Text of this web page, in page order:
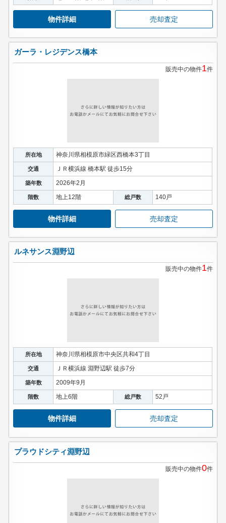
物件詳細 売却査定
ガーラ・レジデンス橋本
販売中の物件1件
所在地 神奈川県相模原市緑区西橋本3丁目
交通 ＪＲ横浜線 橋本駅 徒歩15分
築年数 2026年2月
階数 地上12階 総戸数 140戸
物件詳細 売却査定
ルネサンス淵野辺
販売中の物件1件
所在地 神奈川県相模原市中央区共和4丁目
交通 ＪＲ横浜線 淵野辺駅 徒歩7分
築年数 2009年9月
階数 地上6階 総戸数 52戸
物件詳細 売却査定
プラウドシティ淵野辺
販売中の物件0件